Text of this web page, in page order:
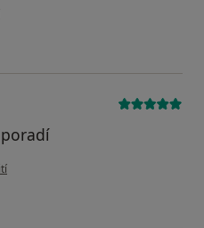
Pacient
Pacient